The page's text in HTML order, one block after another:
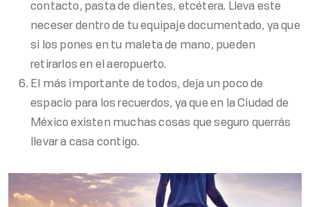
contacto, pasta de dientes, etcétera. Lleva este
neceser dentro de tu equipaje documentado, ya que
si los pones en tu maleta de mano, pueden
retirarlos en el aeropuerto.
El más importante de todos, deja un poco de
espacio para los recuerdos, ya que en la Ciudad de
México existen muchas cosas que seguro querrás
llevar a casa contigo.